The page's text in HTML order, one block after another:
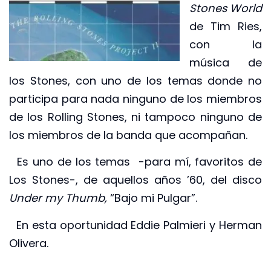
Stones World
de Tim Ries,
con la
música de
los Stones, con uno de los temas donde no
participa para nada ninguno de los miembros
de los Rolling Stones, ni tampoco ninguno de
los miembros de la banda que acompañan.
Es uno de los temas -para mí, favoritos de
Los Stones-, de aquellos años ’60, del disco
Under my Thumb, “Bajo mi Pulgar”.
En esta oportunidad Eddie Palmieri y Herman
Olivera.